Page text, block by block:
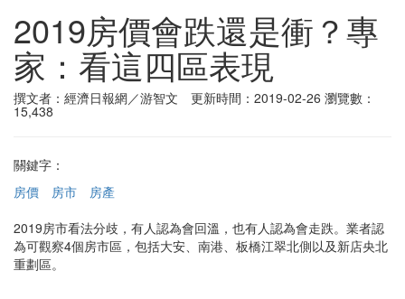
2019房價會跌還是衝？專
家：看這四區表現
撰文者：經濟日報網／游智文 更新時間：2019-02-26 瀏覽數：
15,438
關鍵字：
房價
房市
房產
2019房市看法分歧，有人認為會回溫，也有人認為會走跌。業者認
為可觀察4個房市區，包括大安、南港、板橋江翠北側以及新店央北
重劃區。